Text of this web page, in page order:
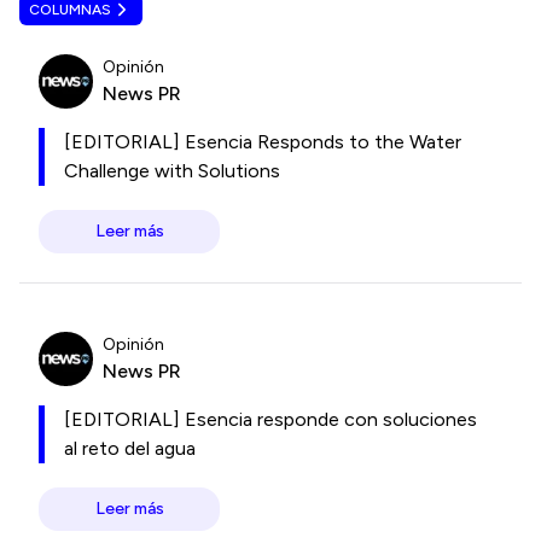
COLUMNAS
Opinión
News PR
[EDITORIAL] Esencia Responds to the Water
Challenge with Solutions
Leer más
Opinión
News PR
[EDITORIAL] Esencia responde con soluciones
al reto del agua
Leer más